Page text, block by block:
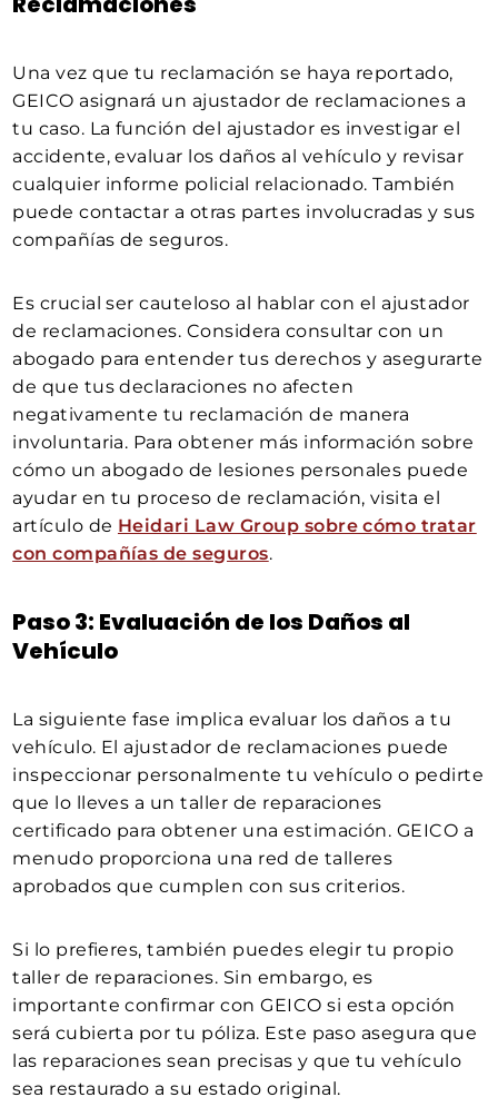
Una vez que tu reclamación se haya reportado,
GEICO asignará un ajustador de reclamaciones a
tu caso. La función del ajustador es investigar el
accidente, evaluar los daños al vehículo y revisar
cualquier informe policial relacionado. También
puede contactar a otras partes involucradas y sus
compañías de seguros.
Es crucial ser cauteloso al hablar con el ajustador
de reclamaciones. Considera consultar con un
abogado para entender tus derechos y asegurarte
de que tus declaraciones no afecten
negativamente tu reclamación de manera
involuntaria. Para obtener más información sobre
cómo un abogado de lesiones personales puede
ayudar en tu proceso de reclamación, visita el
artículo de Heidari Law Group sobre cómo tratar
con compañías de seguros.
Paso 3: Evaluación de los Daños al
Vehículo
La siguiente fase implica evaluar los daños a tu
vehículo. El ajustador de reclamaciones puede
inspeccionar personalmente tu vehículo o pedirte
que lo lleves a un taller de reparaciones
certificado para obtener una estimación. GEICO a
menudo proporciona una red de talleres
aprobados que cumplen con sus criterios.
Si lo prefieres, también puedes elegir tu propio
taller de reparaciones. Sin embargo, es
importante confirmar con GEICO si esta opción
será cubierta por tu póliza. Este paso asegura que
las reparaciones sean precisas y que tu vehículo
sea restaurado a su estado original.